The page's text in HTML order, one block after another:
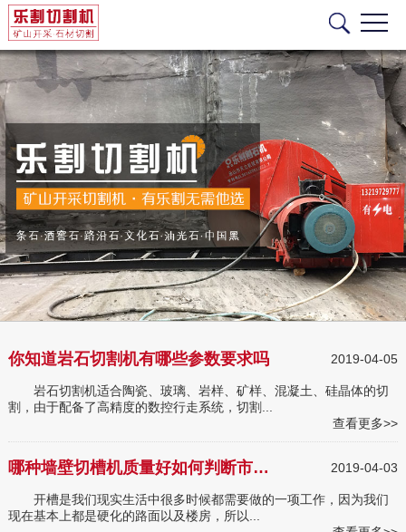
2019-04-05
你知道岩石切割机有哪些参数要求吗
岩石切割机适合陶瓷、玻璃、岩样、矿样、混凝土、硅晶体的切
割，由于配备了高精度的数控行走系统，切割...
查看更多>>
2019-04-03
哪种墙壁切槽机质量好如何判断市面伪劣切槽机
开槽是我们现实生活中很多时候都需要做的一项工作，因为我们
现在基本上都是硬化的路面以及楼房，所以...